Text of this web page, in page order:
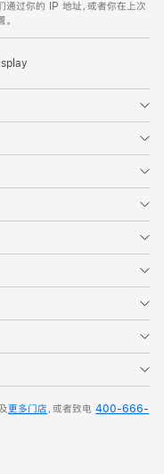
通过你的 IP 地址，或者你在上次
及更多门店，或者致电 400-666-